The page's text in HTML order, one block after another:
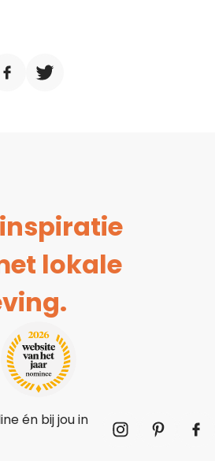
lokale
én bij jou in